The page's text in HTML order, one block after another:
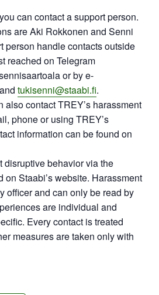
can contact a support person.
are Aki Rokkonen and Senni
person handle contacts outside
reached on Telegram
or by e-
and tukisenni@staabi.fi.
also contact TREY’s harassment
phone or using TREY’s
information can be found on
disruptive behavior via the
on Staabi’s website. Harassment
officer and can only be read by
are individual and
Every contact is treated
measures are taken only with